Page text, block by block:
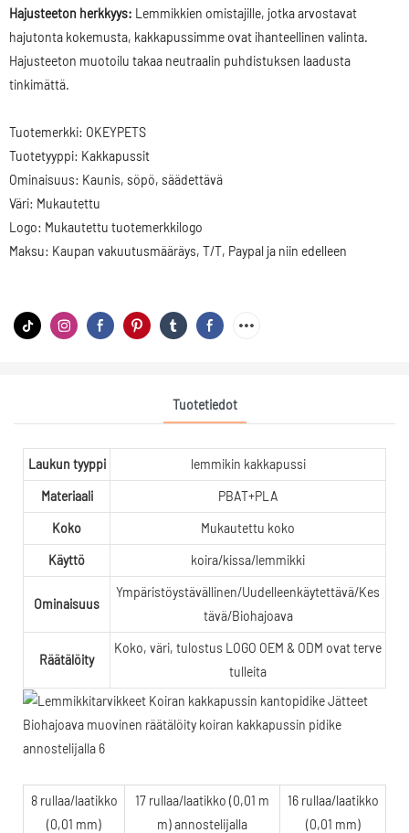
Hajusteeton herkkyys: Lemmikkien omistajille, jotka arvostavat
hajutonta kokemusta, kakkapussimme ovat ihanteellinen valinta.
Hajusteeton muotoilu takaa neutraalin puhdistuksen laadusta
tinkimättä.
Tuotemerkki: OKEYPETS
Tuotetyyppi: Kakkapussit
Ominaisuus: Kaunis, söpö, säädettävä
Väri: Mukautettu
Logo: Mukautettu tuotemerkkilogo
Maksu: Kaupan vakuutusmääräys, T/T, Paypal ja niin edelleen
Tuotetiedot
Laukun tyyppi lemmikin kakkapussi
Materiaali PBAT+PLA
Koko Mukautettu koko
Käyttö koira/kissa/lemmikki
Ominaisuus
Ympäristöystävällinen/Uudelleenkäytettävä/Kes
tävä/Biohajoava
Räätälöity
Koko, väri, tulostus LOGO OEM & ODM ovat terve
tulleita
8 rullaa/laatikko
(0,01 mm)
17 rullaa/laatikko (0,01 m
m) annostelijalla
16 rullaa/laatikko
(0,01 mm)